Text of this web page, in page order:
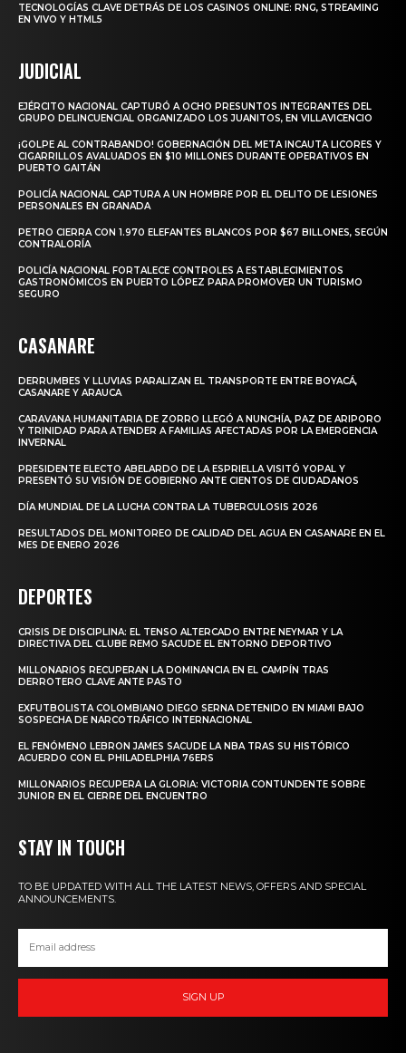
TECNOLOGÍAS CLAVE DETRÁS DE LOS CASINOS ONLINE: RNG, STREAMING
EN VIVO Y HTML5
JUDICIAL
EJÉRCITO NACIONAL CAPTURÓ A OCHO PRESUNTOS INTEGRANTES DEL
GRUPO DELINCUENCIAL ORGANIZADO LOS JUANITOS, EN VILLAVICENCIO
¡GOLPE AL CONTRABANDO! GOBERNACIÓN DEL META INCAUTA LICORES Y
CIGARRILLOS AVALUADOS EN $10 MILLONES DURANTE OPERATIVOS EN
PUERTO GAITÁN
POLICÍA NACIONAL CAPTURA A UN HOMBRE POR EL DELITO DE LESIONES
PERSONALES EN GRANADA
PETRO CIERRA CON 1.970 ELEFANTES BLANCOS POR $67 BILLONES, SEGÚN
CONTRALORÍA
POLICÍA NACIONAL FORTALECE CONTROLES A ESTABLECIMIENTOS
GASTRONÓMICOS EN PUERTO LÓPEZ PARA PROMOVER UN TURISMO
SEGURO
CASANARE
DERRUMBES Y LLUVIAS PARALIZAN EL TRANSPORTE ENTRE BOYACÁ,
CASANARE Y ARAUCA
CARAVANA HUMANITARIA DE ZORRO LLEGÓ A NUNCHÍA, PAZ DE ARIPORO
Y TRINIDAD PARA ATENDER A FAMILIAS AFECTADAS POR LA EMERGENCIA
INVERNAL
PRESIDENTE ELECTO ABELARDO DE LA ESPRIELLA VISITÓ YOPAL Y
PRESENTÓ SU VISIÓN DE GOBIERNO ANTE CIENTOS DE CIUDADANOS
DÍA MUNDIAL DE LA LUCHA CONTRA LA TUBERCULOSIS 2026
RESULTADOS DEL MONITOREO DE CALIDAD DEL AGUA EN CASANARE EN EL
MES DE ENERO 2026
DEPORTES
CRISIS DE DISCIPLINA: EL TENSO ALTERCADO ENTRE NEYMAR Y LA
DIRECTIVA DEL CLUBE REMO SACUDE EL ENTORNO DEPORTIVO
MILLONARIOS RECUPERAN LA DOMINANCIA EN EL CAMPÍN TRAS
DERROTERO CLAVE ANTE PASTO
EXFUTBOLISTA COLOMBIANO DIEGO SERNA DETENIDO EN MIAMI BAJO
SOSPECHA DE NARCOTRÁFICO INTERNACIONAL
EL FENÓMENO LEBRON JAMES SACUDE LA NBA TRAS SU HISTÓRICO
ACUERDO CON EL PHILADELPHIA 76ERS
MILLONARIOS RECUPERA LA GLORIA: VICTORIA CONTUNDENTE SOBRE
JUNIOR EN EL CIERRE DEL ENCUENTRO
STAY IN TOUCH
TO BE UPDATED WITH ALL THE LATEST NEWS, OFFERS AND SPECIAL
ANNOUNCEMENTS.
SIGN UP